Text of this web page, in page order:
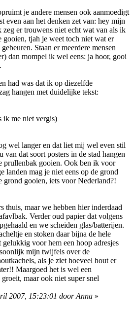
je andere mensen ook aanmoedigt
even aan het denken zet van: hey mijn
er trouwens niet echt wat van als ik
gooien, tjah je weet toch niet wat er
Staan er meerdere mensen
dan mompel ik wel eens: ja hoor, gooi
had was dat ik op diezelfde
hangen met duidelijke tekst:
ik me niet vergis)
wel langer en dat liet mij wel even stil
van dat soort posters in de stad hangen
prullenbak gooien. Ook ben ik voor
landen mag je niet eens op de grond
grond gooien, iets voor Nederland?!
thuis, maar we hebben hier inderdaad
Verder oud papier dat volgens
en we scheiden glas/batterijen.
en stoken daar bijna de hele
voor hem een hoop adresjes
mijn twijfels over de
als je ziet hoeveel hout er
Maargoed het is wel een
maar ook niet super snel
2007, 15:23:01 door Anna »